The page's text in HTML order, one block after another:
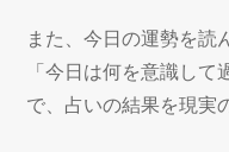
また、今日の運勢を読
「今日は何を意識し
で、占いの結果を現実